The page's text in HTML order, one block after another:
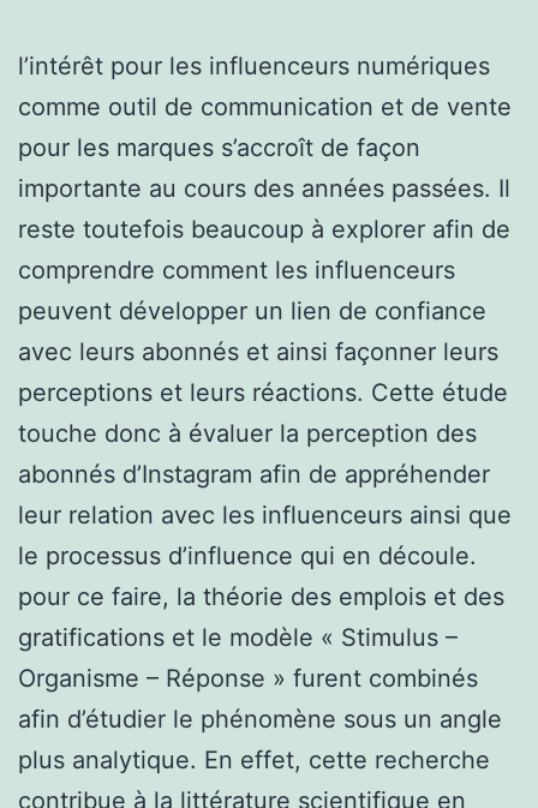
l’intérêt pour les influenceurs numériques
comme outil de communication et de vente
pour les marques s’accroît de façon
importante au cours des années passées. Il
reste toutefois beaucoup à explorer afin de
comprendre comment les influenceurs
peuvent développer un lien de confiance
avec leurs abonnés et ainsi façonner leurs
perceptions et leurs réactions. Cette étude
touche donc à évaluer la perception des
abonnés d’Instagram afin de appréhender
leur relation avec les influenceurs ainsi que
le processus d’influence qui en découle.
pour ce faire, la théorie des emplois et des
gratifications et le modèle « Stimulus –
Organisme – Réponse » furent combinés
afin d’étudier le phénomène sous un angle
plus analytique. En effet, cette recherche
contribue à la littérature scientifique en